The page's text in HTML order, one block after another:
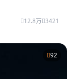
12.8万 3421
92